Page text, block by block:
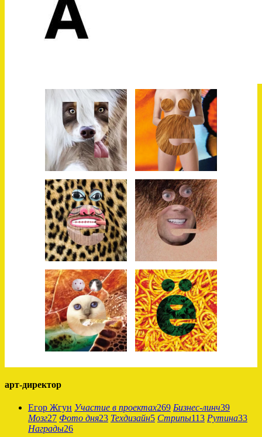
арт-директор
Егор Жгун Участие в проектах269 Бизнес-линч39
Мозг27 Фото дня23 Техдизайн5 Стрипы113 Рутина33
Награды26